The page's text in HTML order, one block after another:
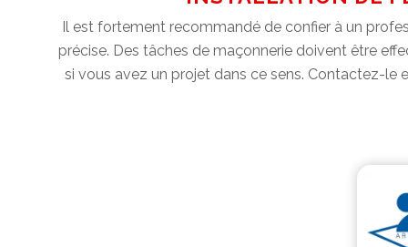
Il est fortement recommandé de confier à un
précise. Des tâches de maçonnerie doivent être
si vous avez un projet dans ce sens. Contactez-le